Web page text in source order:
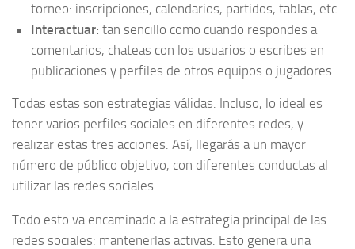
torneo: inscripciones, calendarios, partidos, tablas, etc.
Interactuar: tan sencillo como cuando respondes a
comentarios, chateas con los usuarios o escribes en
publicaciones y perfiles de otros equipos o jugadores.
Todas estas son estrategias válidas. Incluso, lo ideal es
tener varios perfiles sociales en diferentes redes, y
realizar estas tres acciones. Así, llegarás a un mayor
número de público objetivo, con diferentes conductas al
utilizar las redes sociales.
Todo esto va encaminado a la estrategia principal de las
redes sociales: mantenerlas activas. Esto genera una